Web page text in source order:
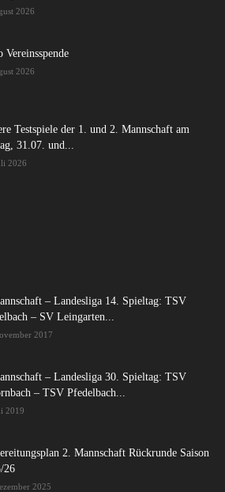
2026
Vereinsspende
2026
Testspiele der 1. und 2. Mannschaft am
31.07. und...
2026
– Landesliga 14. Spieltag: TSV
– SV Leingarten...
2017
– Landesliga 30. Spieltag: TSV
– TSV Pfedelbach...
2019
2. Mannschaft Rückrunde Saison
26
2025